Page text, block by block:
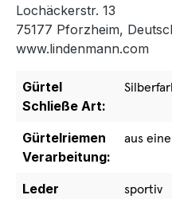
Lochäckerstr. 13
75177 Pforzheim,
www.lindenmann.com
Gürtel
Schließe Art:
Gürtelriemen
Verarbeitung:
aus
Leder
sportiv